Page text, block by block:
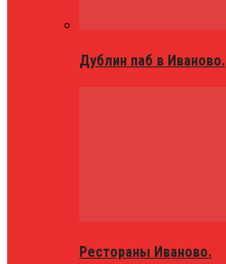
Дублин паб в Иваново.
Рестораны Иваново.